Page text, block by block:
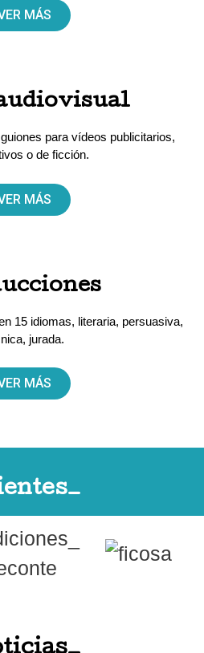
MÁS
para vídeos publicitarios,
o de ficción.
MÁS
15 idiomas, literaria, persuasiva,
jurada.
MÁS